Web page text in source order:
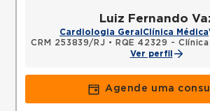
Luiz Fernando
Cardiologia Geral Clínica Médica
CRM 253839/RJ • RQE 42329 -
Ver perfil
Agende uma